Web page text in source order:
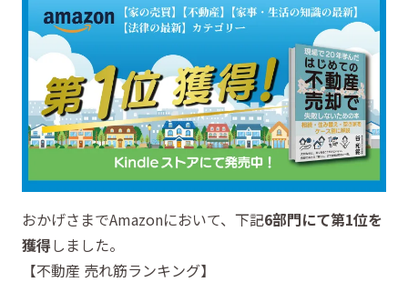
おかげさまでAmazonにおいて、下記6部門にて第1位を
獲得しました。
【不動産 売れ筋ランキング】